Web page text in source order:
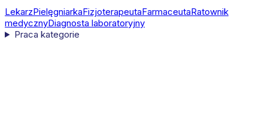
LekarzPielęgniarkaFizjoterapeutaFarmaceutaRatownik
medycznyDiagnosta laboratoryjny
Praca kategorie